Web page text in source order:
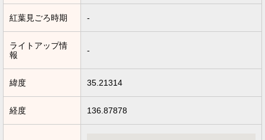
紅葉見ごろ時期 -
ライトアップ情
報
-
緯度 35.21314
経度 136.87878